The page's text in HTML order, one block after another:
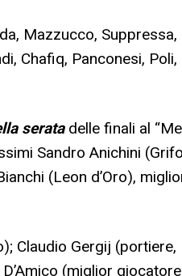
Mazzucco,
Chafiq, Panconesi,
seratadelle finali al
Sandro Anichini
(Leon d’Oro),
Claudio Gergij
(miglior